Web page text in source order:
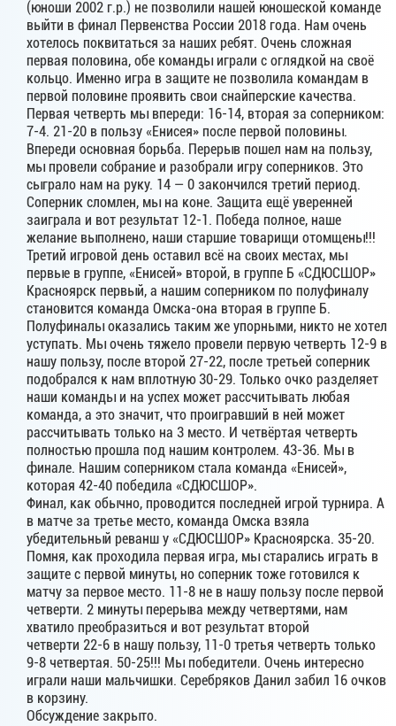
(юноши 2002 г.р.) не позволили нашей юношеской команде
выйти в финал Первенства России 2018 года. Нам очень
хотелось поквитаться за наших ребят. Очень сложная
первая половина, обе команды играли с оглядкой на своё
кольцо. Именно игра в защите не позволила командам в
первой половине проявить свои снайперские качества.
Первая четверть мы впереди: 16-14, вторая за соперником:
7-4. 21-20 в пользу «Енисея» после первой половины.
Впереди основная борьба. Перерыв пошел нам на пользу,
мы провели собрание и разобрали игру соперников. Это
сыграло нам на руку. 14 — 0 закончился третий период.
Соперник сломлен, мы на коне. Защита ещё уверенней
заиграла и вот результат 12-1. Победа полное, наше
желание выполнено, наши старшие товарищи отомщены!!!
Третий игровой день оставил всё на своих местах, мы
первые в группе, «Енисей» второй, в группе Б «СДЮСШОР»
Красноярск первый, а нашим соперником по полуфиналу
становится команда Омска-она вторая в группе Б.
Полуфиналы оказались таким же упорными, никто не хотел
уступать. Мы очень тяжело провели первую четверть 12-9 в
нашу пользу, после второй 27-22, после третьей соперник
подобрался к нам вплотную 30-29. Только очко разделяет
наши команды и на успех может рассчитывать любая
команда, а это значит, что проигравший в ней может
рассчитывать только на 3 место. И четвёртая четверть
полностью прошла под нашим контролем. 43-36. Мы в
финале. Нашим соперником стала команда «Енисей»,
которая 42-40 победила «СДЮСШОР».
Финал, как обычно, проводится последней игрой турнира. А
в матче за третье место, команда Омска взяла
убедительный реванш у «СДЮСШОР» Красноярска. 35-20.
Помня, как проходила первая игра, мы старались играть в
защите с первой минуты, но соперник тоже готовился к
матчу за первое место. 11-8 не в нашу пользу после первой
четверти. 2 минуты перерыва между четвертями, нам
хватило преобразиться и вот результат второй
четверти 22-6 в нашу пользу, 11-0 третья четверть только
9-8 четвертая. 50-25!!! Мы победители. Очень интересно
играли наши мальчишки. Серебряков Данил забил 16 очков
в корзину.
Обсуждение закрыто.